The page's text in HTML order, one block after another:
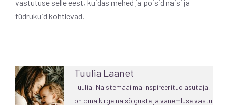
vastutuse selle eest, kuidas mehed ja poisid naisi ja
tüdrukuid kohtlevad.
Tuulia Laanet
Tuulia, Naistemaailma inspireeritud asutaja,
on oma kirge naisõiguste ja vanemluse vastu